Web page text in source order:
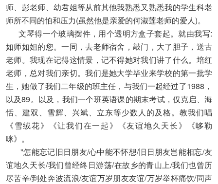
师、彭老师、幼君姐等从前其他我熟悉又熟悉我的学生科老
师所不同的怕和压力(虽然他是亲爱的何淑莲老师的爱人)。
文琴得一个玻璃摆件，用个透明方盒子套起。就由我写:
如师如姐的您。一同，去老师宿舍，敲门，大了胆子，送古
老师。我现在记得这情景，记不得她对我们讲了什么。培红
老师，总对我们亲切。我们是她大学毕业来学校的第一批学
生，她做了我们二年级的班主任，与我们一起经过了1988，
以及89。以及，我们一个班英语课的期末考试，仅克启、海
恬、建双、雪辉、兴斌、立东等少数人的及格。教我们唱
《雪绒花》《让我们在一起》《友谊地久天长》《哆勒
咪》。
"怎能忘记旧日朋友/心中能不怀想/旧日朋友岂能相忘/友
谊地久天长/我们曾经终日游荡/在故乡的青山上/我们也曾历
尽苦辛/到处奔波流浪/友谊万岁朋友友谊/万岁举杯痛饮/同声